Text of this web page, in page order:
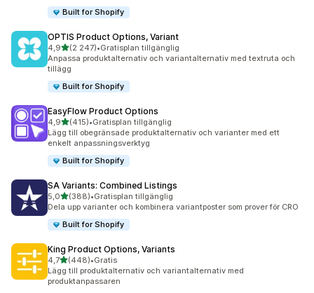
Built for Shopify
OPTIS Product Options, Variant
4,9av 5 stjärnor
(2 247)
2247 recensioner totalt
•Gratisplan tillgänglig
Anpassa produktalternativ och variantalternativ med textruta och
tillägg
Built for Shopify
EasyFlow Product Options
4,9av 5 stjärnor
(415)
415 recensioner totalt
•Gratisplan tillgänglig
Lägg till obegränsade produktalternativ och varianter med ett
enkelt anpassningsverktyg
Built for Shopify
SA Variants: Combined Listings
5,0av 5 stjärnor
(388)
388 recensioner totalt
•Gratisplan tillgänglig
Dela upp varianter och kombinera variantposter som prover för CRO
Built for Shopify
King Product Options, Variants
4,7av 5 stjärnor
(448)
448 recensioner totalt
•Gratis
Lägg till produktalternativ och variantalternativ med
produktanpassaren